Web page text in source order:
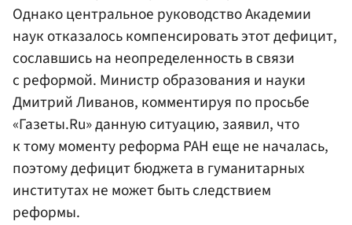
Однако центральное руководство Академии
наук отказалось компенсировать этот дефицит,
сославшись на неопределенность в связи
с реформой. Министр образования и науки
Дмитрий Ливанов, комментируя по просьбе
«Газеты.Ru» данную ситуацию, заявил, что
к тому моменту реформа РАН еще не началась,
поэтому дефицит бюджета в гуманитарных
институтах не может быть следствием
реформы.